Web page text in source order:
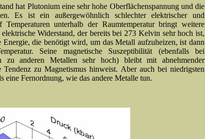
hat Plutonium eine sehr hohe Oberflächenspannung und die
Es ist ein außergewöhnlich schlechter elektrischer und
unterhalb der Raumtemperatur bringt weitere
Widerstand, der bereits bei 273 Kelvin sehr hoch ist,
die benötigt wird, um das Metall aufzuheizen, ist dann
Seine magnetische Suszeptibilität (ebenfalls bei
zu anderen Metallen sehr hoch) bleibt mit abnehmender
zu Magnetismus hinweist. Aber auch bei niedrigsten
eine Fernordnung, wie das andere Metalle tun.